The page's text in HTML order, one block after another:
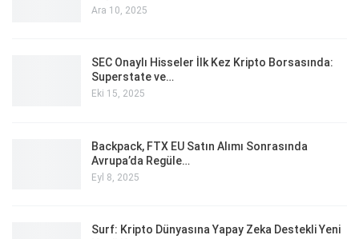
Ara 10, 2025
SEC Onaylı Hisseler İlk Kez Kripto Borsasında:
Superstate ve…
Eki 15, 2025
Backpack, FTX EU Satın Alımı Sonrasında
Avrupa’da Regüle…
Eyl 8, 2025
Surf: Kripto Dünyasına Yapay Zeka Destekli Yeni